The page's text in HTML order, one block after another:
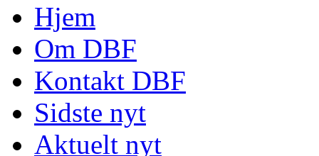
Hjem
Om DBF
Kontakt DBF
Sidste nyt
Aktuelt nyt